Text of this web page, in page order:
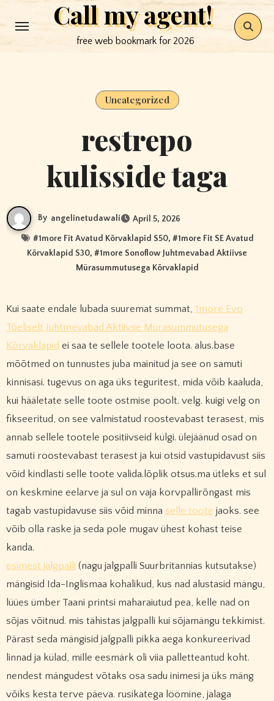
to
Call my agent!
free web bookmark for 2026
Uncategorized
restrepo
kulisside taga
By angelinetudawali April 5, 2026
#1more Fit Avatud Kõrvaklapid S50, #1more Fit SE Avatud
Kõrvaklapid S30, #1more Sonoflow Juhtmevabad Aktiivse
Mürasummutusega Kõrvaklapid
Kui saate endale lubada suuremat summat, 1more Evo
Tõeliselt Juhtmevabad Aktiivse Mürasummutusega
Kõrvaklapid ei saa te sellele tootele loota. alus.base
mõõtmed on tunnustes juba mainitud ja see on samuti
kinnisasi. tugevus on aga üks teguritest, mida võib kaaluda,
kui hääletate selle toote ostmise poolt. velg. kuigi velg on
fikseeritud, on see valmistatud roostevabast terasest, mis
annab sellele tootele positiivseid külgi. ülejäänud osad on
samuti roostevabast terasest ja kui otsid vastupidavust siis
võid kindlasti selle toote valida.lõplik otsus.ma ütleks et sul
on keskmine eelarve ja sul on vaja korvpallirõngast mis
tagab vastupidavuse siis võid minna selle toote jaoks. see
võib olla raske ja seda pole mugav ühest kohast teise
kanda.
esimest jalgpalli (nagu jalgpalli Suurbritannias kutsutakse)
mängisid Ida-Inglismaa kohalikud, kus nad alustasid mängu,
lüües ümber Taani printsi maharaiutud pea, kelle nad on
sõjas võitnud. mis tähistas jalgpalli kui sõjamängu tekkimist.
Pärast seda mängisid jalgpalli pikka aega konkureerivad
linnad ja külad, mille eesmärk oli viia palletteantud koht.
nendest mängudest võtaks osa sadu inimesi ja üks mäng
võiks kesta terve päeva. rusikatega löömine, jalaga